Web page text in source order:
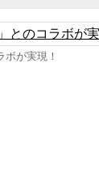
ボが実現！